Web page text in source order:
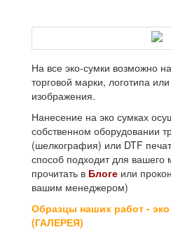
На все эко-сумки возможно
торговой марки, логотипа
изображения.
Нанесение на эко сумках
собственном оборудовании
(шелкография) или DTF
способ подходит для вашего
прочитать в Блоге или
вашим менеджером)
Образцы наших работ -
(ГАЛЕРЕЯ)